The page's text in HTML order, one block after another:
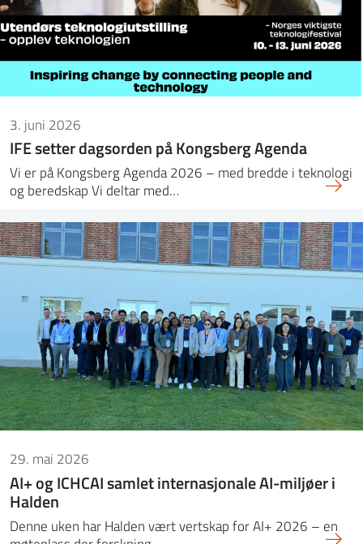
3. juni 2026
IFE setter dagsorden på Kongsberg Agenda
Vi er på Kongsberg Agenda 2026 – med bredde i teknologi
og beredskap Vi deltar med…
29. mai 2026
AI+ og ICHCAI samlet internasjonale AI-miljøer i
Halden
Denne uken har Halden vært vertskap for AI+ 2026 – en